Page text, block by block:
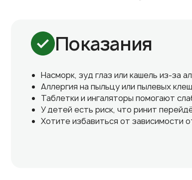
Подробнее о враче
Показания
Насморк, зуд глаз или кашель из-за
Аллергия на пыльцу или пылевых
Таблетки и ингаляторы помогают
У детей есть риск, что ринит
Хотите избавиться от зависимости